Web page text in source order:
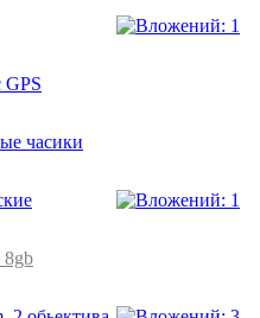
GPS
часики
8gb